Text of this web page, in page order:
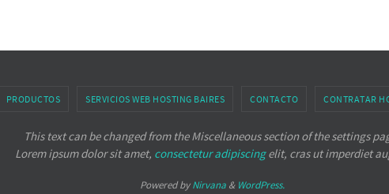
PRODUCTOS SERVICIOS WEB HOSTING BAIRES CONTACTO CONTRATAR
This text can be changed from the Miscellaneous section of the settings
Lorem ipsumdolor sit amet, consectetur adipiscingelit, cras ut imperdiet
Powered byNirvana& WordPress.